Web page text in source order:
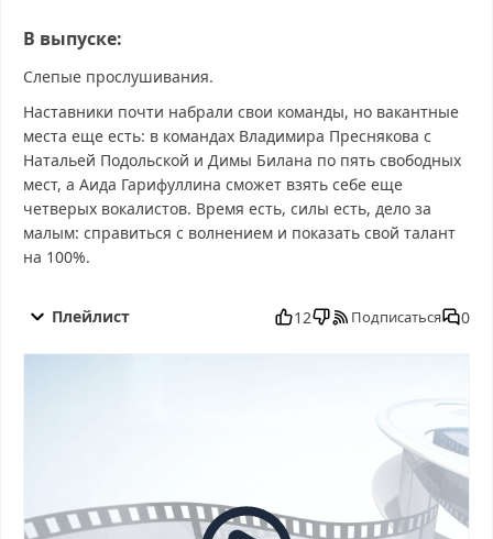
В выпуске:
Слепые прослушивания.
Наставники почти набрали свои команды, но вакантные
места еще есть: в командах Владимира Преснякова с
Натальей Подольской и Димы Билана по пять свободных
мест, а Аида Гарифуллина сможет взять себе еще
четверых вокалистов. Время есть, силы есть, дело за
малым: справиться с волнением и показать свой талант
на 100%.
в хорошем, Голос. Дети 12 сезон 7 выпуск от 17.10.2025
последний выпуск, смотреть Голос. Дети 12 сезон 7 выпуск от
17.10.2025 сегодня смотреть, Голос. Дети 12 сезон 7 выпуск от
17.10.2025 выпуск онлайн, Голос. Дети 12 сезон 7 выпуск от
17.10.2025 эфир, Голос. Дети 12 сезон 7 выпуск от 17.10.2025
прямо сейчас, Голос. Дети 12 сезон 7 выпуск от 17.10.2025
телепередача, прямой эфир Голос. Дети 12 сезон 7 выпуск от
17.10.2025 онлайн бесплатно, программа Голос. Дети 12 сезон 7
Плейлист 12 Подписаться 0